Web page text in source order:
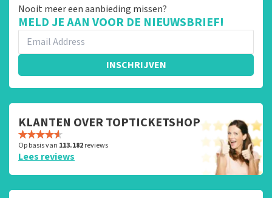
Nooit meer een aanbieding missen?
MELD JE AAN VOOR DE NIEUWSBRIEF!
INSCHRIJVEN
KLANTEN OVER TOPTICKETSHOP
Op basis van 113.182reviews
Lees reviews